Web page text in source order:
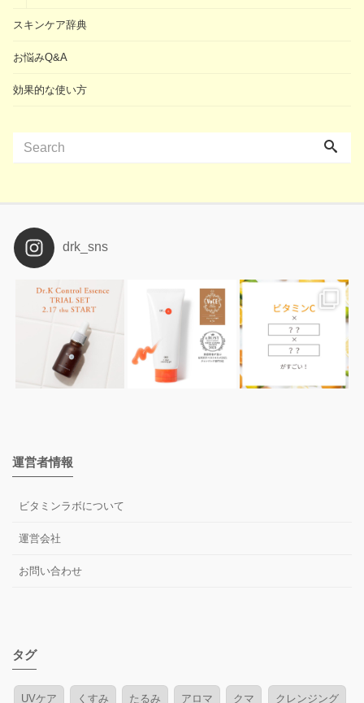
スキンケア辞典
お悩みQ&A
効果的な使い方
drk_sns
運営者情報
ビタミンラボについて
運営会社
お問い合わせ
タグ
UVケア くすみ たるみ アロマ クマ クレンジング